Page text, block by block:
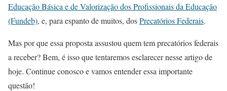
Educação Básica e de Valorização dos Profissionais da Educação
(Fundeb), e, para espanto de muitos, dosPrecatórios Federais.
Mas por que essa proposta assustou quem tem precatórios federais
a receber? Bem, é isso que tentaremos esclarecer nesse artigo de
hoje. Continue conosco e vamos entender essa importante
questão!